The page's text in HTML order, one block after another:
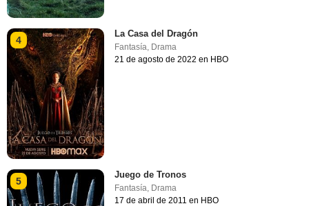
4
La Casa del Dragón
Fantasía, Drama
21 de agosto de 2022 en HBO
5
Juego de Tronos
Fantasía Drama
17 de abril de 2011 en HBO